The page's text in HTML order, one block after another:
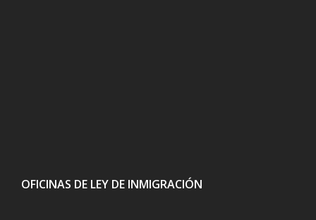
OFICINAS DE LEY DE INMIGRACIÓN